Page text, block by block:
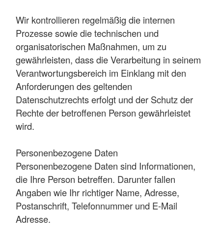
Wir kontrollieren regelmäßig die internen
Prozesse sowie die technischen und
organisatorischen Maßnahmen, um zu
gewährleisten, dass die Verarbeitung in seinem
Verantwortungsbereich im Einklang mit den
Anforderungen des geltenden
Datenschutzrechts erfolgt und der Schutz der
Rechte der betroffenen Person gewährleistet
wird.
Personenbezogene Daten
Personenbezogene Daten sind Informationen,
die Ihre Person betreffen. Darunter fallen
Angaben wie Ihr richtiger Name, Adresse,
Postanschrift, Telefonnummer und E-Mail
Adresse.